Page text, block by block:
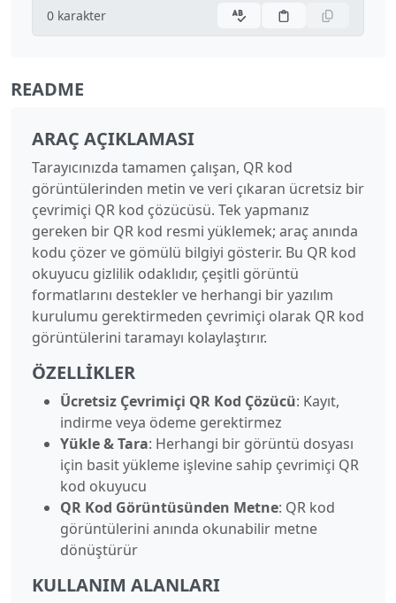
0 karakter
README
ARAÇ AÇIKLAMASI
Tarayıcınızda tamamen çalışan, QR kod
görüntülerinden metin ve veri çıkaran ücretsiz bir
çevrimiçi QR kod çözücüsü. Tek yapmanız
gereken bir QR kod resmi yüklemek; araç anında
kodu çözer ve gömülü bilgiyi gösterir. Bu QR kod
okuyucu gizlilik odaklıdır, çeşitli görüntü
formatlarını destekler ve herhangi bir yazılım
kurulumu gerektirmeden çevrimiçi olarak QR kod
görüntülerini taramayı kolaylaştırır.
ÖZELLIKLER
Ücretsiz Çevrimiçi QR Kod Çözücü: Kayıt,
indirme veya ödeme gerektirmez
Yükle & Tara: Herhangi bir görüntü dosyası
için basit yükleme işlevine sahip çevrimiçi QR
kod okuyucu
QR Kod Görüntüsünden Metne: QR kod
görüntülerini anında okunabilir metne
dönüştürür
KULLANIM ALANLARI